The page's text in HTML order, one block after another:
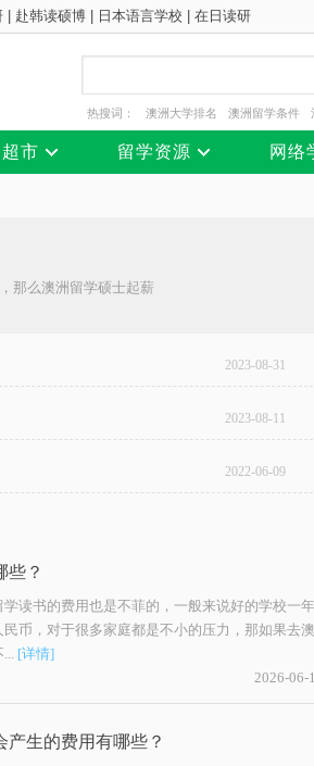
赴韩读硕博 日本语言学校 在日读研
热搜词： 澳洲大学排名 澳洲留学条件
市 留学资源 网络
那么澳洲留学硕士起薪
2023-08-31
2023-08-11
2022-06-09
些？
读书的费用也是不菲的，一般来说好的学校一年
币，对于很多家庭都是不小的压力，那如果去澳
[详情]
2026-06-
生的费用有哪些？